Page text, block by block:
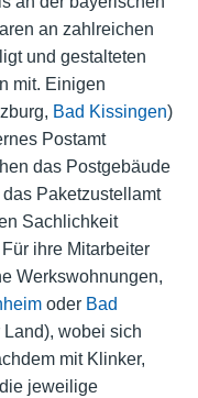
an zahlreichen
und gestalteten
mit. Einigen
Bad Kissingen)
Postamt
das Postgebäude
Paketzustellamt
Sachlichkeit
ihre Mitarbeiter
Werkswohnungen,
oder Bad
wobei sich
mit Klinker,
jeweilige